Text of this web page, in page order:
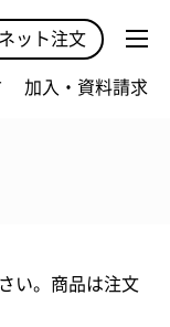
ネット注文
加入・資料請求
い。商品は注文